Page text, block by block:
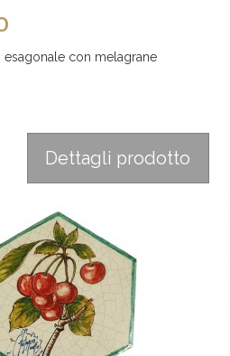
con melagrane
Dettagli prodotto